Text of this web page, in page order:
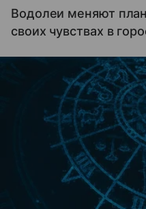
Водолеи меняют
своих чувствах в